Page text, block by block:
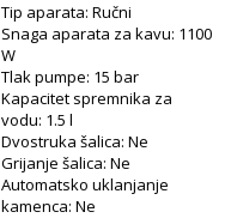
Tip aparata: Ručni
Snaga aparata za kavu: 1100
W
Tlak pumpe: 15 bar
Kapacitet spremnika za
vodu: 1.5 l
Dvostruka šalica: Ne
Grijanje šalica: Ne
Automatsko uklanjanje
kamenca: Ne